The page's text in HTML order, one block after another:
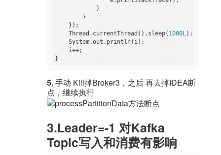
            }
        }
    });
    Thread.currentThread().sleep(
1000L);
    System.out.println(i);
    i++;
5.手动 Kill掉Broker3，之后 再去掉IDEA断
点，继续执行
3.Leader=-1 对Kafka
Topic写入和消费有影响